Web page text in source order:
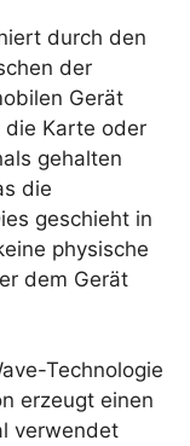
durch den
der
Gerät
die Karte oder
gehalten
die
geschieht in
physische
dem Gerät
Technologie
erzeugt einen
verwendet